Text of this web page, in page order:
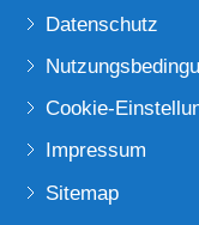
Datenschutz
Cookie-
Impressum
Sitemap